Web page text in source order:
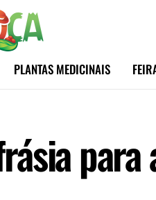
PLANTAS MEDICINAIS
para